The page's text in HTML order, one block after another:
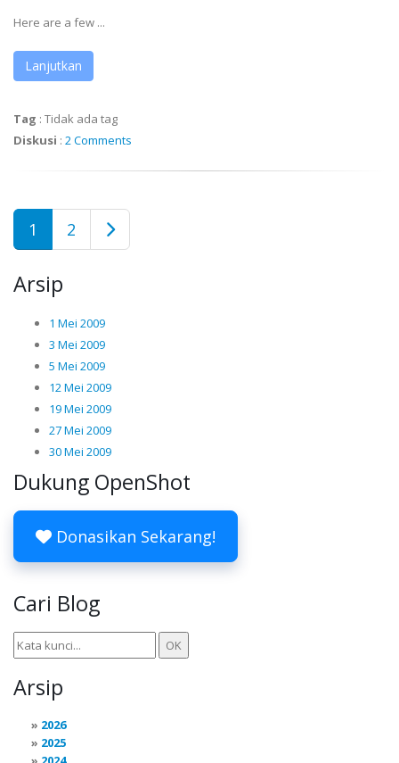
Here are a few ...
Lanjutkan
Tag : Tidak ada tag
Diskusi : 2 Comments
1 2
Arsip
1 Mei 2009
3 Mei 2009
5 Mei 2009
12 Mei 2009
19 Mei 2009
27 Mei 2009
30 Mei 2009
Dukung OpenShot
Donasikan Sekarang!
Cari Blog
Arsip
2026
2025